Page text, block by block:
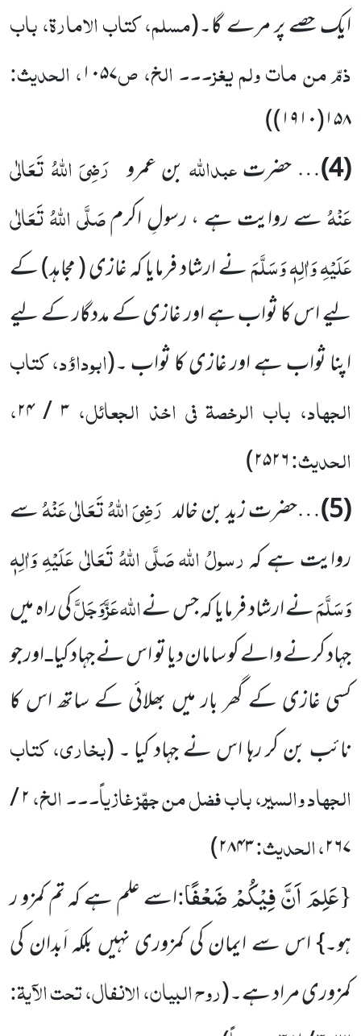
ایک حصے پر مرے گا۔(مسلم، کتاب الامارۃ، باب
ذمّ من مات ولم یغز۔۔۔ الخ، ص۱۰۵۷، الحدیث:
۱۵۸(۱۹۱۰)
)
(4) … حضرتعبداللہبن عمرو رَضِیَ اللہُ تَعَالٰی
عَنْہُسے روایت ہے ، رسولِ اکرمصَلَّی اللہُ تَعَالٰی
عَلَیْہِ وَاٰلِہٖ وَسَلَّمَنے ارشاد فرمایا کہ غازی ( مجاہد) کے
لیے اس کا ثواب ہے اور غازی کے مددگار کے لیے
اپنا ثواب ہے اور غازی کا ثواب ۔(ابوداؤد، کتاب
الجہاد، باب الرخصۃ فی اخذ الجعائل، ۳ / ۲۴
،
الحدیث:۲۵۲۶)
(5) …حضرت زید بن خالد رَضِیَ اللہُ تَعَالٰی عَنْہُسے
روایت ہے کہرسولُ اللہصَلَّی اللہُ تَعَالٰی عَلَیْہِ وَاٰلِہٖ
وَسَلَّمَنے ارشاد فرمایا کہ جس نےاللہعَزَّوَجَلَّکی راہ میں
جہاد کرنے والے کو سامان دیا تو اس نے جہاد کیاـاور جو
کسی غازی کے گھر بار میں بھلائی کے ساتھ اس کا
نائب بن کر رہا اس نے جہاد کیا ۔(بخاری، کتاب
الجہاد والسیر، باب فضل من جہّز غازیاً۔۔۔ الخ، ۲ /
۲۶۷، الحدیث:۲۸۴۳)
{عَلِمَ اَنَّ فِیْكُمْ ضَعْفًا:اسے علم ہے کہ تم کمزو ر
ہو۔} اس سے ایمان کی کمزوری نہیں بلکہ اَبدان کی
کمزوری مراد ہے۔(روح البیان، الانفال، تحت الآیۃ: